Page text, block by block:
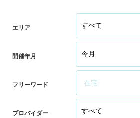
エリア
開催年月
フリーワード
プロバイダー